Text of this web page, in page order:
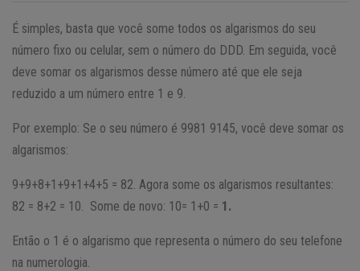
É simples, basta que você some todos os algarismos do seu
número fixo ou celular, sem o número do DDD. Em seguida, você
deve somar os algarismos desse número até que ele seja
reduzido a um número entre 1 e 9.
Por exemplo: Se o seu número é 9981 9145, você deve somar os
algarismos:
9+9+8+1+9+1+4+5 = 82. Agora some os algarismos resultantes:
82 = 8+2 = 10. Some de novo: 10= 1+0 = 1.
Então o 1 é o algarismo que representa o número do seu telefone
na numerologia.